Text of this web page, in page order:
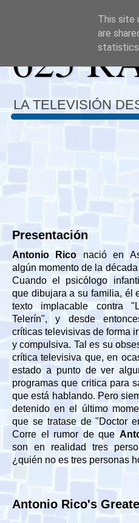
625
LA TELEVISIÓN
Presentación
Antonio Rico nació en
algún momento de la
Cuando el psicólogo
que dibujara a su familia, él
texto implacable contra
Telerín", y desde
críticas televisivas de forma
y compulsiva. Tal es su
crítica televisiva que, en
estado a punto de ver
programas que critica para
que está hablando. Pero
detenido en el último
que se tratase de "Doctor
Corre el rumor de que
son en realidad tres
¿quién no es tres personas
Antonio Rico's
This site
are